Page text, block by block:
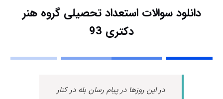
دانلود سوالات استعداد تحصیلی گروه هنر
دکتری 93
در این روزها در پیام رسان بله در کنار